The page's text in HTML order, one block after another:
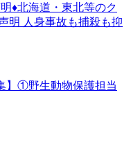
♦️北海道・東北等のク
明 人身事故も捕殺も抑
】①野生動物保護担当